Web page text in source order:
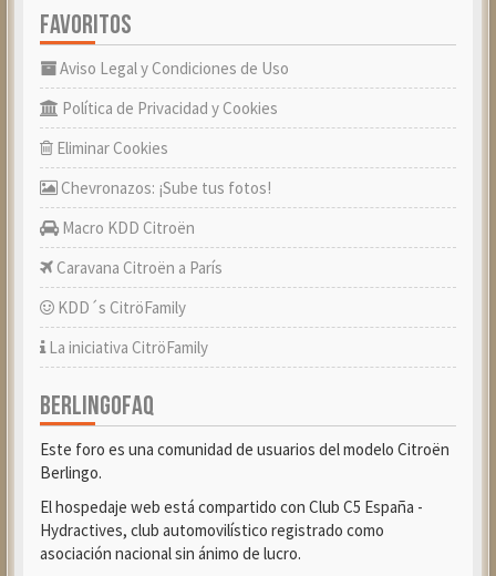
FAVORITOS
Aviso Legal y Condiciones de Uso
Política de Privacidad y Cookies
Eliminar Cookies
Chevronazos: ¡Sube tus fotos!
Macro KDD Citroën
Caravana Citroën a París
KDD´s CitröFamily
La iniciativa CitröFamily
BERLINGOFAQ
Este foro es una comunidad de usuarios del modelo Citroën
Berlingo.
El hospedaje web está compartido con Club C5 España -
Hydractives, club automovilístico registrado como
asociación nacional sin ánimo de lucro.